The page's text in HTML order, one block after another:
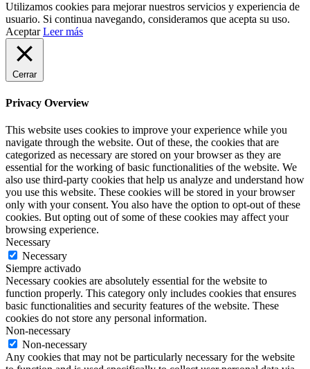
Utilizamos cookies para mejorar nuestros servicios y experiencia de
usuario. Si continua navegando, consideramos que acepta su uso.
Aceptar Leer más
Cerrar
Privacy Overview
This website uses cookies to improve your experience while you
navigate through the website. Out of these, the cookies that are
categorized as necessary are stored on your browser as they are
essential for the working of basic functionalities of the website. We
also use third-party cookies that help us analyze and understand how
you use this website. These cookies will be stored in your browser
only with your consent. You also have the option to opt-out of these
cookies. But opting out of some of these cookies may affect your
browsing experience.
Necessary
Necessary
Siempre activado
Necessary cookies are absolutely essential for the website to
function properly. This category only includes cookies that ensures
basic functionalities and security features of the website. These
cookies do not store any personal information.
Non-necessary
Non-necessary
Any cookies that may not be particularly necessary for the website